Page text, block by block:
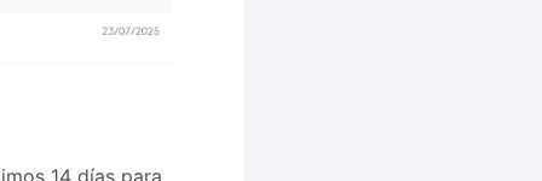
14 días para